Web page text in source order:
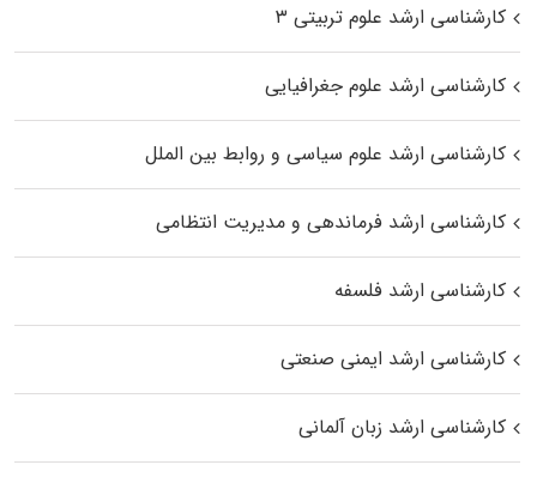
کارشناسی ارشد علوم تربیتی ۳
کارشناسی ارشد علوم جغرافیایی
کارشناسی ارشد علوم سیاسی و روابط بین الملل
کارشناسی ارشد فرماندهی و مدیریت انتظامی
کارشناسی ارشد فلسفه
کارشناسی ارشد ایمنی صنعتی
کارشناسی ارشد زبان آلمانی